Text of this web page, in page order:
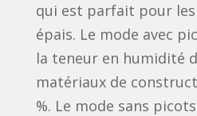
qui est parfait pour
épais. Le mode avec
la teneur en humidité
matériaux de
%. Le mode sans